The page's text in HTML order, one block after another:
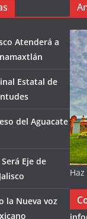
Atenderá a
Estatal de
del Aguacate
Eje de
la Nueva voz